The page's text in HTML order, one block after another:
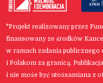
"Projekt realizowany przez
finansowany ze środków
w ramach zadania
i Polakom za granicą.
i nie może być utożsamiana z